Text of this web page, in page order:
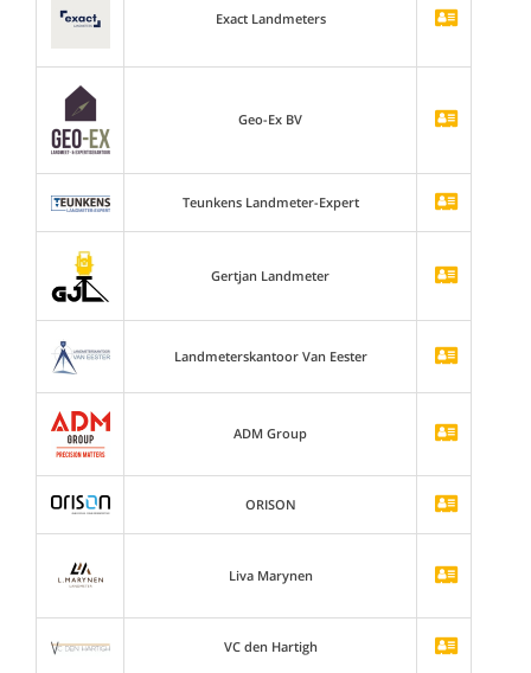
Exact Landmeters
Geo-Ex BV
Teunkens Landmeter-Expert
Gertjan Landmeter
Landmeterskantoor Van Eester
ADM Group
ORISON
Liva Marynen
VC den Hartigh